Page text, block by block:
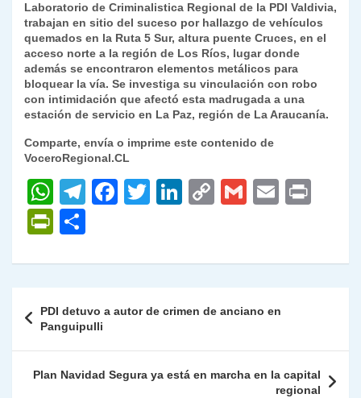
Laboratorio de Criminalistica Regional de la PDI Valdivia,
trabajan en sitio del suceso por hallazgo de vehículos
quemados en la Ruta 5 Sur, altura puente Cruces, en el
acceso norte a la región de Los Ríos, lugar donde
además se encontraron elementos metálicos para
bloquear la vía. Se investiga su vinculación con robo
con intimidación que afectó esta madrugada a una
estación de servicio en La Paz, región de La Araucanía.
Comparte, envía o imprime este contenido de
VoceroRegional.CL
W
h
at
s
p
p
T
gr
m
F
e
o
o
k
T
er
Li
e
n
C
y
n
k
G
l
E
l
P
nt
Fr
ie
n
dl
m
ar
tir
de
entradas
PDI detuvo a autor de crimen de anciano en
Panguipulli
Plan Navidad Segura ya está en marcha en la capital
regional